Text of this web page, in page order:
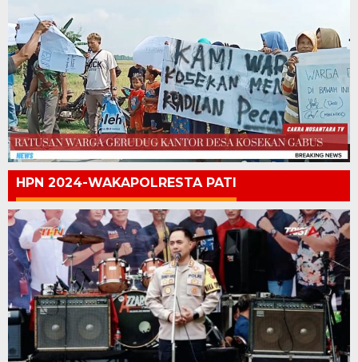
HPN 2024-WAKAPOLRESTA PATI